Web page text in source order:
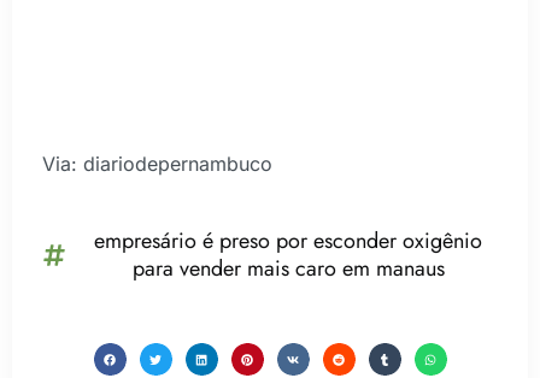
Via: diariodepernambuco
empresário é preso por esconder oxigênio
para vender mais caro em manaus